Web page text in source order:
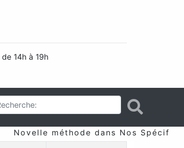
14h à 19h
Novelle méthode dans Nos